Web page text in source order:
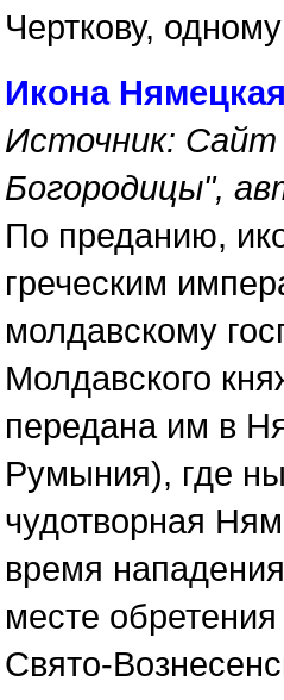
Черткову,
Икона
Источник: Сайт
Богородицы",
По преданию,
греческим
молдавскому
Молдавского
передана им в
Румыния), где
чудотворная
время
месте
Свято-